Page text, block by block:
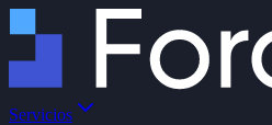
Servicios